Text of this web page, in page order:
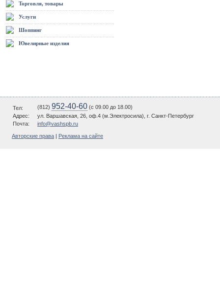
Торговля, товары
Услуги
Шоппинг
Ювелирные изделия
Тел: (812) 952-40-60 (c 09.00 до 18.00)
Адрес:
ул. Варшавская, 26, оф.4 (м.Электросила), г. Санкт-Петербург
Почта:
info@vashspb.ru
Авторские права Реклама на сайте